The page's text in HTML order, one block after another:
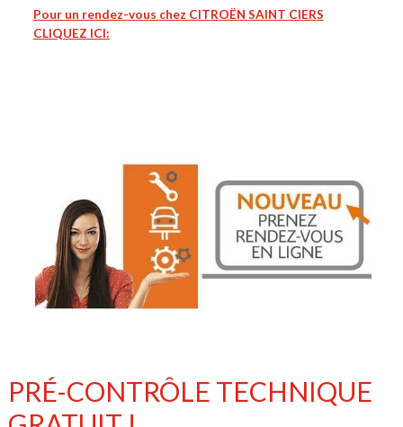
Pour un rendez-vous chez CITROËN SAINT CIERS
CLIQUEZ ICI:
PRÉ-CONTRÔLE TECHNIQUE